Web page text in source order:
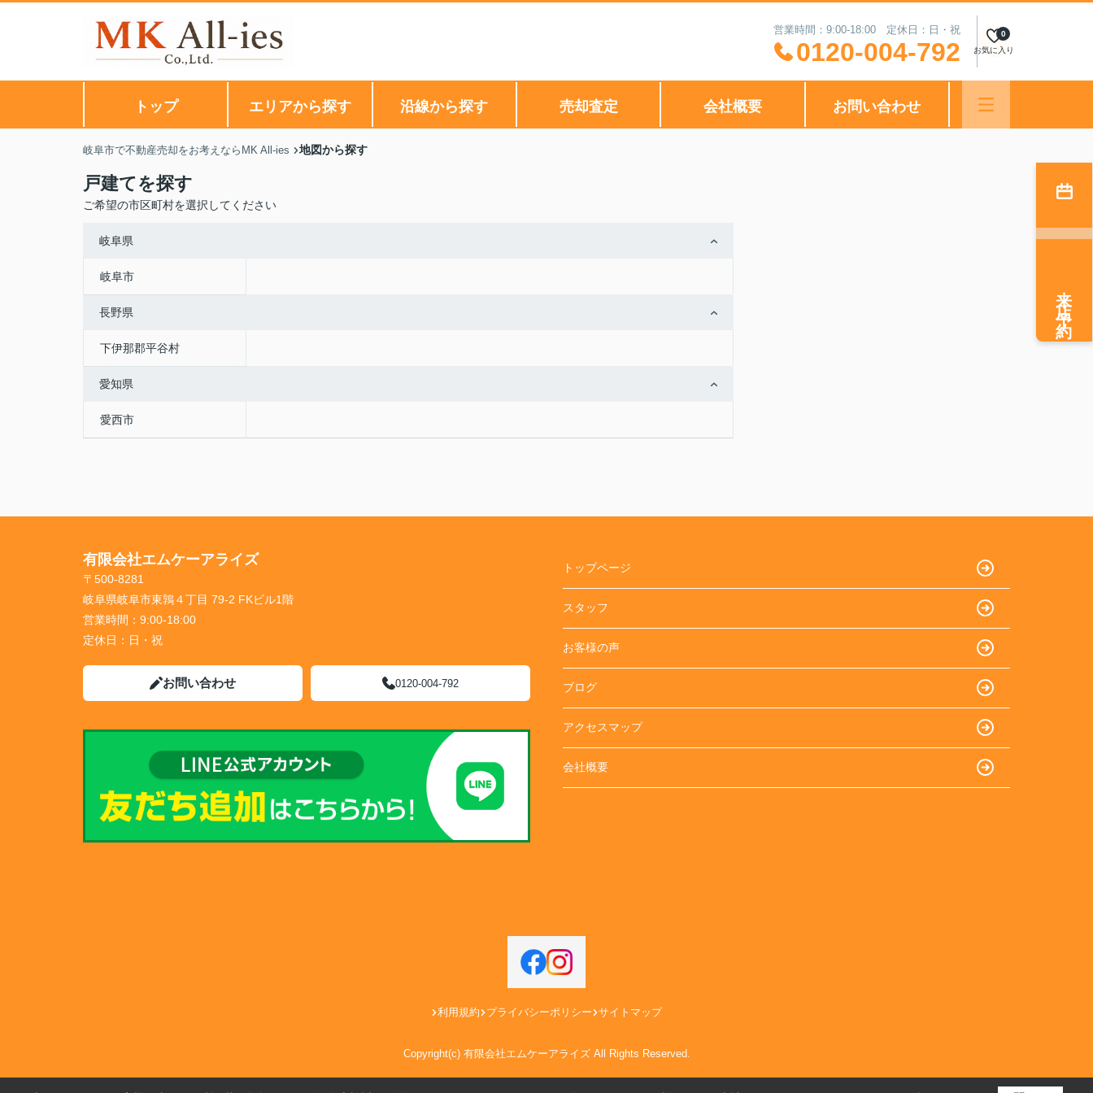
営業時間：9:00-18:00 定休日：日・祝
0120-004-792 お気に入り
0
トップ エリアから探す 沿線から探す 売却査定 会社概要 お問い合わせ
岐阜市で不動産売却をお考えならMK All-ies 地図から探す
戸建てを探す
ご希望の市区町村を選択してください
岐阜県
岐阜市
長野県
下伊那郡平谷村
愛知県
愛西市
来店予約
有限会社エムケーアライズ
〒500-8281
岐阜県岐阜市東鶉４丁目 79-2 FKビル1階
営業時間： 9:00-18:00
定休日： 日・祝
お問い合わせ 0120-004-792
トップページ
スタッフ
お客様の声
ブログ
アクセスマップ
会社概要
利用規約 プライバシーポリシー サイトマップ
Copyright(c) 有限会社エムケーアライズ All Rights Reserved.